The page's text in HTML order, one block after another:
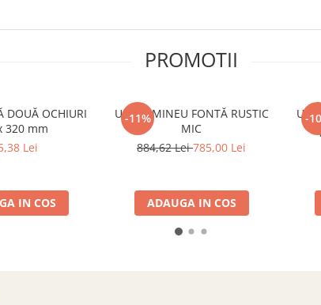
PROMOTII
DOUĂ OCHIURI
320 mm
Lei
IN COS
-11%
UȘĂ ȘEMINEU FONTĂ RUSTIC
MIC
884,62 Lei785,00 Lei
ADAUGA IN COS
-